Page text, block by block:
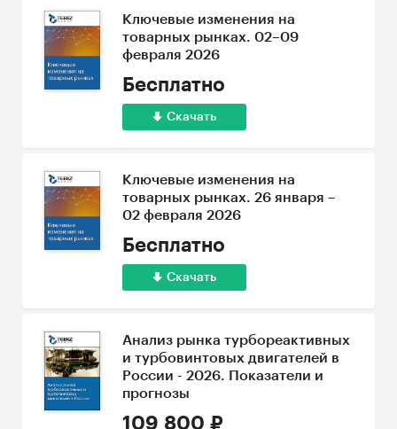
Ключевые изменения на
товарных рынках. 02–09
февраля 2026
Бесплатно
Скачать
Ключевые изменения на
товарных рынках. 26 января –
02 февраля 2026
Бесплатно
Скачать
Анализ рынка турбореактивных
и турбовинтовых двигателей в
России - 2026. Показатели и
прогнозы
109 800 ₽